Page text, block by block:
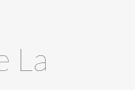
La